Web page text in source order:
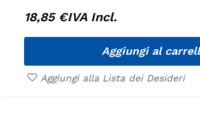
18,85 €IVA Incl.
Aggiungi al
Aggiungi alla Lista dei Desideri